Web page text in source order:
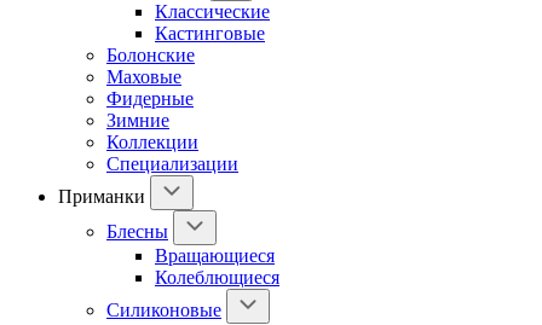
Классические
Кастинговые
Болонские
Маховые
Фидерные
Зимние
Коллекции
Специализации
Приманки
Блесны
Вращающиеся
Колеблющиеся
Силиконовые